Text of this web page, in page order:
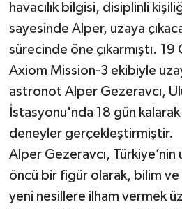
havacılık bilgisi, disiplinli
sayesinde Alper, uzaya
sürecinde öne çıkarmıştı.
Axiom Mission-3 ekibiyle
astronot Alper Gezeravcı,
İstasyonu'nda 18 gün
deneyler gerçekleştirmiştir.
Alper Gezeravcı,
öncü bir figür olarak, bilim ve
yeni nesillere ilham vermek